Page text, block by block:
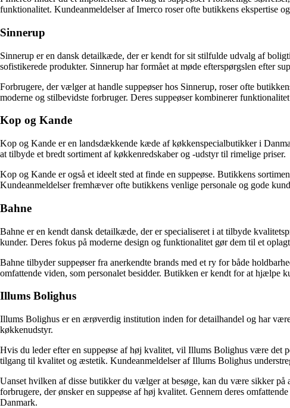
funktionalitet. Kundeanmeldelser af Imerco roser ofte butikkens ekspertise
Sinnerup
Sinnerup er en dansk detailkæde, der er kendt for sit stilfulde udvalg af
sofistikerede produkter. Sinnerup har formået at møde efterspørgslen efter
Forbrugere, der vælger at handle suppeøser hos Sinnerup, roser ofte
moderne og stilbevidste forbruger. Deres suppeøser kombinerer
Kop og Kande
Kop og Kande er en landsdækkende kæde af køkkenspecialbutikker i
at tilbyde et bredt sortiment af køkkenredskaber og -udstyr til rimelige priser.
Kop og Kande er også et ideelt sted at finde en suppeøse. Butikkens
Kundeanmeldelser fremhæver ofte butikkens venlige personale og gode
Bahne
Bahne er en kendt dansk detailkæde, der er specialiseret i at tilbyde
kunder. Deres fokus på moderne design og funktionalitet gør dem til et
Bahne tilbyder suppeøser fra anerkendte brands med et ry for både
omfattende viden, som personalet besidder. Butikken er kendt for at hjælpe
Illums Bolighus
Illums Bolighus er en ærøverdig institution inden for detailhandel og har
køkkenudstyr.
Hvis du leder efter en suppeøse af høj kvalitet, vil Illums Bolighus være det
tilgang til kvalitet og æstetik. Kundeanmeldelser af Illums Bolighus
Uanset hvilken af disse butikker du vælger at besøge, kan du være sikker på
forbrugere, der ønsker en suppeøse af høj kvalitet. Gennem deres
Danmark.